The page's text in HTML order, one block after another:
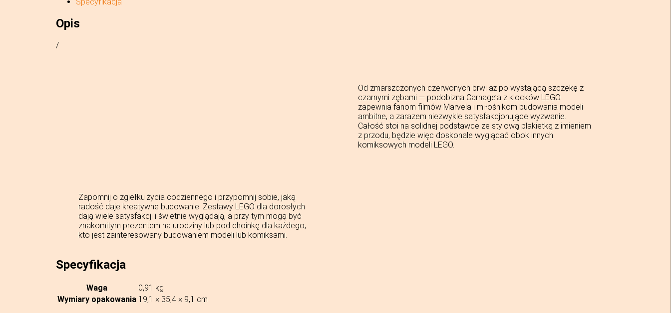
Opis
/
Od zmarszczonych czerwonych brwi aż po wystającą szczękę z
czarnymi zębami — podobizna Carnage’a z klocków LEGO
zapewnia fanom filmów Marvela i miłośnikom budowania modeli
ambitne, a zarazem niezwykle satysfakcjonujące wyzwanie.
Całość stoi na solidnej podstawce ze stylową plakietką z imieniem
z przodu, będzie więc doskonale wyglądać obok innych
komiksowych modeli LEGO.
Zapomnij o zgiełku życia codziennego i przypomnij sobie, jaką
radość daje kreatywne budowanie. Zestawy LEGO dla dorosłych
dają wiele satysfakcji i świetnie wyglądają, a przy tym mogą być
znakomitym prezentem na urodziny lub pod choinkę dla każdego,
kto jest zainteresowany budowaniem modeli lub komiksami.
Specyfikacja
Waga
0,91 kg
Wymiary opakowania 19,1 × 35,4 × 9,1 cm